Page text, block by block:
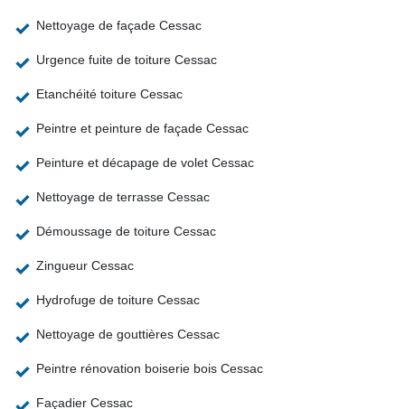
Nettoyage de façade Cessac
Urgence fuite de toiture Cessac
Etanchéité toiture Cessac
Peintre et peinture de façade Cessac
Peinture et décapage de volet Cessac
Nettoyage de terrasse Cessac
Démoussage de toiture Cessac
Zingueur Cessac
Hydrofuge de toiture Cessac
Nettoyage de gouttières Cessac
Peintre rénovation boiserie bois Cessac
Façadier Cessac